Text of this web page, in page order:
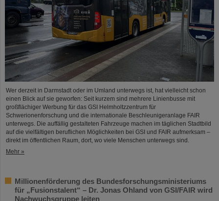
Wer derzeit in Darmstadt oder im Umland unterwegs ist, hat vielleicht schon
einen Blick auf sie geworfen: Seit kurzem sind mehrere Linienbusse mit
großflächiger Werbung für das GSI Helmholtzzentrum für
Schwerionenforschung und die internationale Beschleunigeranlage FAIR
unterwegs. Die auffällig gestalteten Fahrzeuge machen im täglichen Stadtbild
auf die vielfältigen beruflichen Möglichkeiten bei GSI und FAIR aufmerksam –
direkt im öffentlichen Raum, dort, wo viele Menschen unterwegs sind.
Mehr »
Millionenförderung des Bundesforschungsministeriums
für „Fusionstalent“ – Dr. Jonas Ohland von GSI/FAIR wird
Nachwuchsgruppe leiten